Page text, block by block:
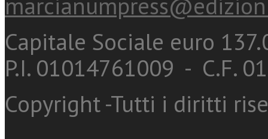
Capitale Sociale euro
P.I. 01014761009 - C.F.
Copyright -Tutti i diritti